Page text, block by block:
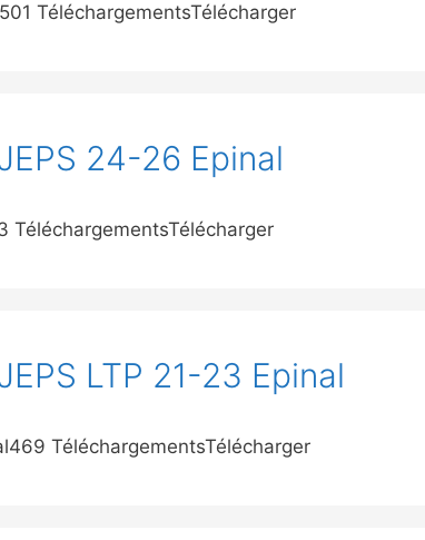
TéléchargementsTélécharger
24-26 Epinal
TéléchargementsTélécharger
LTP 21-23 Epinal
TéléchargementsTélécharger